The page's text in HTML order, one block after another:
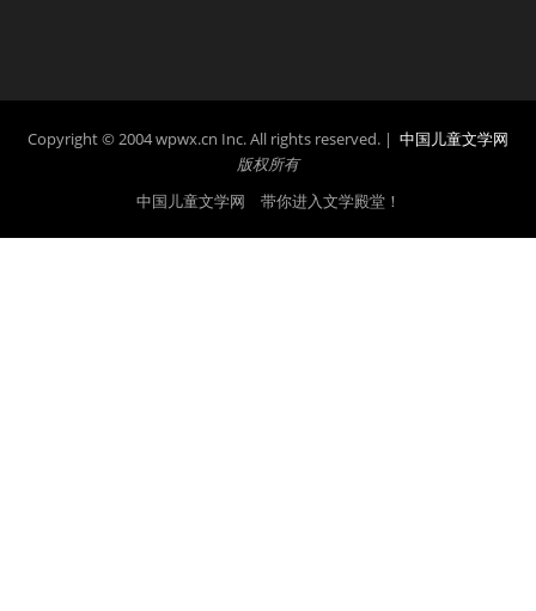
Copyright © 2004 wpwx.cn Inc. All rights reserved. | 中国儿童文学网
版权所有
中国儿童文学网 带你进入文学殿堂！